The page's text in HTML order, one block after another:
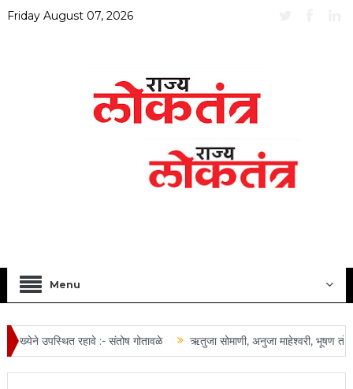
Friday August 07, 2026
Menu
उपस्थित रहावे :- संतोष गोतावळे ऋतुजा सोमाणी, अनुजा माहेश्वरी, भूषण
प्रमुख न्यायाधीश महेंद्र के महाजन